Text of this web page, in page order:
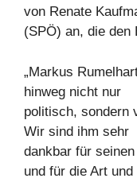
von Renate
(SPÖ) an, die den
„Markus
hinweg nicht nur
politisch, sondern
Wir sind ihm sehr
dankbar für
und für die Art und